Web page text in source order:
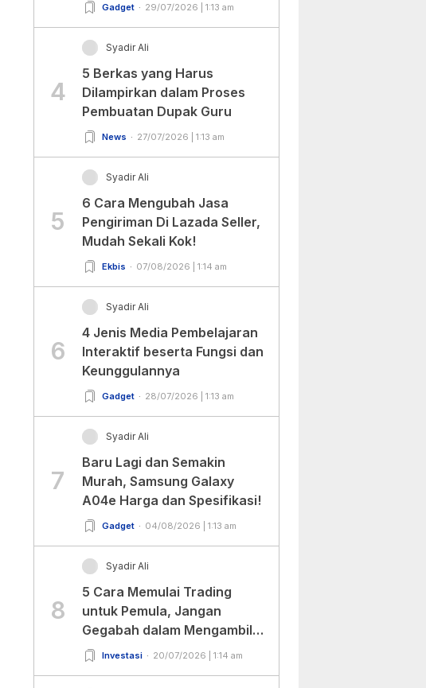
Gadget 29/07/2026 | 1:13 am
4
Syadir Ali
5 Berkas yang Harus
Dilampirkan dalam Proses
Pembuatan Dupak Guru
News 27/07/2026 | 1:13 am
5
Syadir Ali
6 Cara Mengubah Jasa
Pengiriman Di Lazada Seller,
Mudah Sekali Kok!
Ekbis 07/08/2026 | 1:14 am
6
Syadir Ali
4 Jenis Media Pembelajaran
Interaktif beserta Fungsi dan
Keunggulannya
Gadget 28/07/2026 | 1:13 am
7
Syadir Ali
Baru Lagi dan Semakin
Murah, Samsung Galaxy
A04e Harga dan Spesifikasi!
Gadget 04/08/2026 | 1:13 am
8
Syadir Ali
5 Cara Memulai Trading
untuk Pemula, Jangan
Gegabah dalam Mengambil
Keputusan!
Investasi 20/07/2026 | 1:14 am